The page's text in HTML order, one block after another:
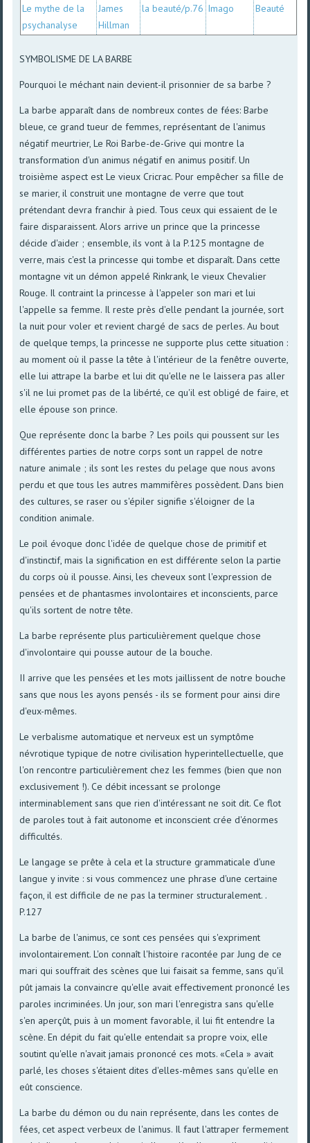
Le mythe de la
psychanalyse
James
Hillman
la beauté/p.76 Imago Beauté
SYMBOLISME DE LA BARBE
Pourquoi le méchant nain devient-il prisonnier de sa barbe ?
La barbe apparaît dans de nombreux contes de fées: Barbe
bleue, ce grand tueur de femmes, représentant de l'animus
négatif meurtrier, Le Roi Barbe-de-Grive qui montre la
transformation d'un animus négatif en animus positif. Un
troisième aspect est Le vieux Cricrac. Pour empêcher sa fille de
se marier, il construit une montagne de verre que tout
prétendant devra franchir à pied. Tous ceux qui essaient de le
faire disparaissent. Alors arrive un prince que la princesse
décide d'aider ; ensemble, ils vont à la P.125 montagne de
verre, mais c'est la princesse qui tombe et disparaît. Dans cette
montagne vit un démon appelé Rinkrank, le vieux Chevalier
Rouge. Il contraint la princesse à l'appeler son mari et lui
l'appelle sa femme. Il reste près d'elle pendant la journée, sort
la nuit pour voler et revient chargé de sacs de perles. Au bout
de quelque temps, la princesse ne supporte plus cette situation :
au moment où il passe la tête à l'intérieur de la fenêtre ouverte,
elle lui attrape la barbe et lui dit qu'elle ne le laissera pas aller
s'il ne lui promet pas de la libérté, ce qu'il est obligé de faire, et
elle épouse son prince.
Que représente donc la barbe ? Les poils qui poussent sur les
différentes parties de notre corps sont un rappel de notre
nature animale ; ils sont les restes du pelage que nous avons
perdu et que tous les autres mammifères possèdent. Dans bien
des cultures, se raser ou s'épiler signifie s'éloigner de la
condition animale.
Le poil évoque donc l'idée de quelque chose de primitif et
d'instinctif, mais la signification en est différente selon la partie
du corps où il pousse. Ainsi, les cheveux sont l'expression de
pensées et de phantasmes involontaires et inconscients, parce
qu'ils sortent de notre tête.
La barbe représente plus particulièrement quelque chose
d'involontaire qui pousse autour de la bouche.
II arrive que les pensées et les mots jaillissent de notre bouche
sans que nous les ayons pensés - ils se forment pour ainsi dire
d'eux-mêmes.
Le verbalisme automatique et nerveux est un symptôme
névrotique typique de notre civilisation hyperintellectuelle, que
l'on rencontre particulièrement chez les femmes (bien que non
exclusivement !). Ce débit incessant se prolonge
interminablement sans que rien d'intéressant ne soit dit. Ce flot
de paroles tout à fait autonome et inconscient crée d'énormes
difficultés.
Le langage se prête à cela et la structure grammaticale d'une
langue y invite : si vous commencez une phrase d'une certaine
façon, il est difficile de ne pas la terminer structuralement. .
P.127
La barbe de l'animus, ce sont ces pensées qui s'expriment
involontairement. L'on connaît l'histoire racontée par Jung de ce
mari qui souffrait des scènes que lui faisait sa femme, sans qu'il
pût jamais la convaincre qu'elle avait effectivement prononcé les
paroles incriminées. Un jour, son mari l'enregistra sans qu'elle
s'en aperçût, puis à un moment favorable, il lui fit entendre la
scène. En dépit du fait qu'elle entendait sa propre voix, elle
soutint qu'elle n'avait jamais prononcé ces mots. «Cela » avait
parlé, les choses s'étaient dites d'elles-mêmes sans qu'elle en
eût conscience.
La barbe du démon ou du nain représente, dans les contes de
fées, cet aspect verbeux de l'animus. Il faut l'attraper fermement